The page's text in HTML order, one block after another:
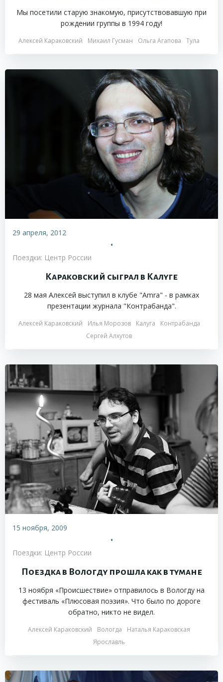
Мы посетили старую знакомую, присутствовавшую при
рождении группы в 1994 году!
Алексей Караковский Михаил Гусман Ольга Агапова Тула
29 апреля, 2012
•
Поездки: Центр России
Караковский сыграл в Калуге
28 мая Алексей выступил в клубе "Amra" - в рамках
презентации журнала "Контрабанда".
Алексей Караковский Илья Морозов Калуга
Контрабанда
Сергей Алхутов
15 ноября, 2009
•
Поездки: Центр России
Поездка в Вологду прошла как в тумане
13 ноября «Происшествие» отправилось в Вологду на
фестиваль «Плюсовая поэзия». Что было по дороге
обратно, никто не видел.
Алексей Караковский Вологда
Наталья Караковская
Ярославль